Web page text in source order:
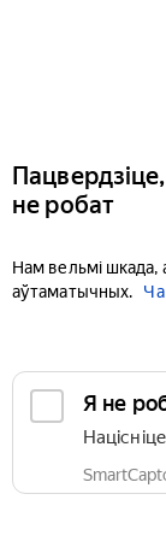
не робат
Нам вельмі
аўтаматычных.
Я не